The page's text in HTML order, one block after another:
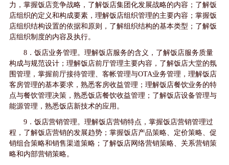
力，掌握饭店竞争战略，了解饭店集团化发展战略的内容；了解饭
店组织的定义和构成要素，理解饭店组织管理的主要内容；掌握饭
店组织结构设置的依据和原则，了解组织结构的基本类型；了解饭
店组织制度的内容及执行。
8．饭店业务管理。理解饭店服务的含义，了解饭店服务质量
构成与规范设计；理解饭店前厅管理主要内容，了解饭店大堂的氛
围管理，掌握前厅接待管理、客帐管理与OTA业务管理，理解饭店
客房管理的基本要求，熟悉客房收益管理；理解饭店餐饮业务的特
点与餐饮管理决策，熟悉饭店餐饮收益管理；了解饭店设备管理与
能源管理，熟悉饭店新技术的应用。
9．饭店营销管理。理解饭店营销特点，掌握饭店营销管理过
程，了解饭店营销的发展趋势；掌握饭店产品策略、定价策略、促
销组合策略和销售渠道策略；了解饭店网络营销策略、关系营销策
略和内部营销策略。